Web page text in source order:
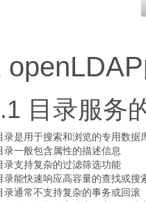
目录服务
录是用于搜索和浏览的专用数据
录一般包含属性的描述信息
录支持复杂的过滤筛选功能
录能快速响应高容量的查找或搜
录通常不支持复杂的事务或回滚